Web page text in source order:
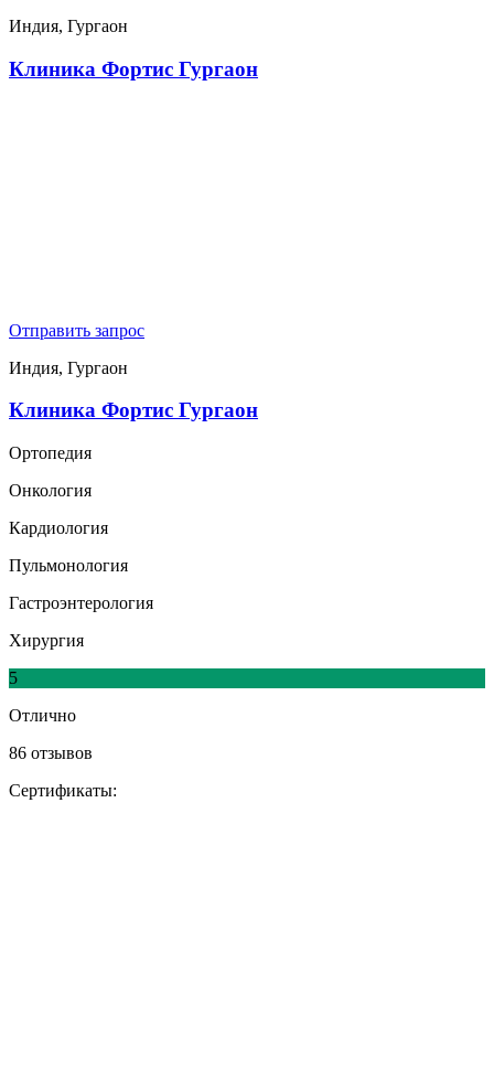
Индия, Гургаон
Клиника Фортис Гургаон
Отправить запрос
Индия, Гургаон
Клиника Фортис Гургаон
Ортопедия
Онкология
Кардиология
Пульмонология
Гастроэнтерология
Хирургия
5
Отлично
86 отзывов
Сертификаты: